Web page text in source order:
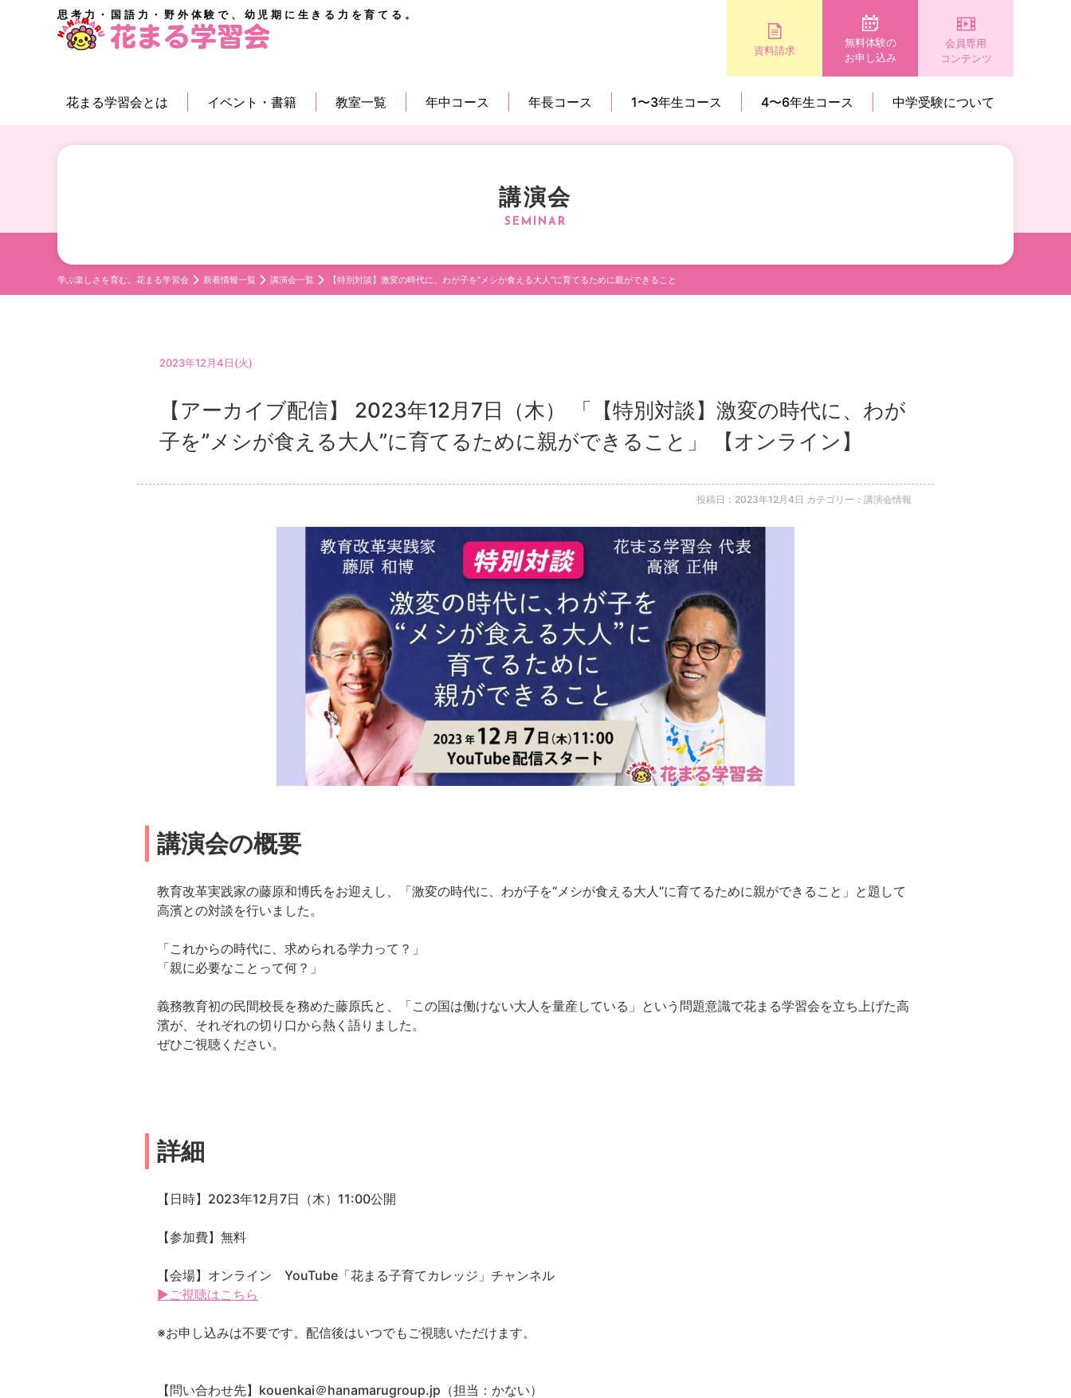
思考力・国語力・野外体験で、幼児期に生きる力を育てる。
資料請求
無料体験の
お申し込み
会員専用
コンテンツ
花まる学習会とは イベント・書籍 教室一覧 年中コース 年長コース 1〜3年生コース 4〜6年生コース 中学受験について
講演会
学ぶ楽しさを育む。花まる学習会 新着情報一覧 講演会一覧 【特別対談】激変の時代に、わが子を”メシが食える大人”に育てるために親ができること
2023年12月4日(火)
【アーカイブ配信】 2023年12月7日（木） 「【特別対談】激変の時代に、わが
子を”メシが食える大人”に育てるために親ができること」 【オンライン】
投稿日：2023年12月4日 カテゴリー：講演会情報
講演会の概要
教育改革実践家の藤原和博氏をお迎えし、「激変の時代に、わが子を“メシが食える大人”に育てるために親ができること」と題して
高濱との対談を行いました。
「これからの時代に、求められる学力って？」
「親に必要なことって何？」
義務教育初の民間校長を務めた藤原氏と、「この国は働けない大人を量産している」という問題意識で花まる学習会を立ち上げた高
濱が、それぞれの切り口から熱く語りました。
ぜひご視聴ください。
詳細
【日時】2023年12月7日（木）11:00公開
【参加費】無料
【会場】オンライン YouTube「花まる子育てカレッジ」チャンネル
▶ご視聴はこちら
※お申し込みは不要です。配信後はいつでもご視聴いただけます。
【問い合わせ先】kouenkai＠hanamarugroup.jp（担当：かない）